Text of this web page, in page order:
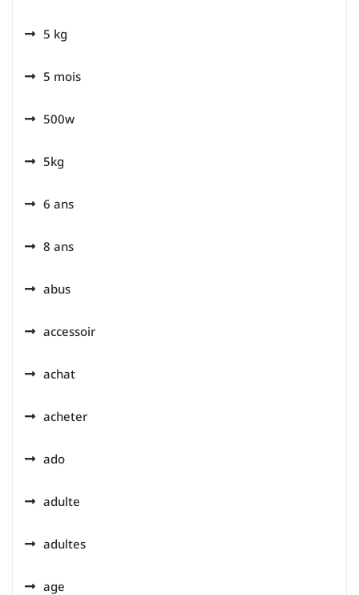
5 kg
5 mois
500w
5kg
6 ans
8 ans
abus
accessoir
achat
acheter
ado
adulte
adultes
age